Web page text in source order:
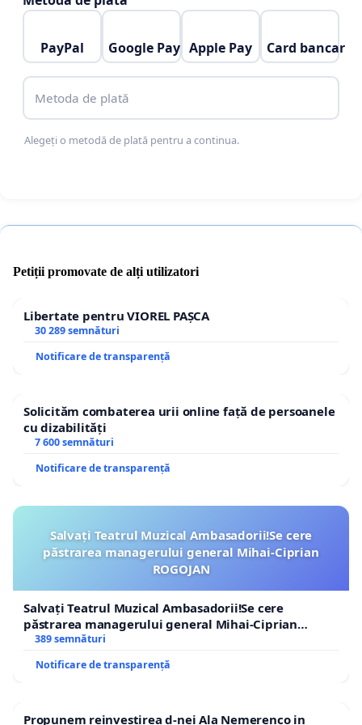
precum si a IPS Iosif si Preasfintia sa Atanasie intr-
prezidentiale din Romania. Pentru a incepe o
reforma, oamenii acestia trebuie sa se retraga sau
sa fie retrasi. Multumim.
PayPal Google Pay Apple Pay Card bancar
Metoda de plată
Alegeți o metodă de plată pentru a continua.
Petiții promovate de alți utilizatori
Libertate pentru VIOREL PAȘCA
30 289 semnături
Notificare de transparență
Solicităm combaterea urii online față de persoanele
cu dizabilități
7 600 semnături
Notificare de transparență
Salvați Teatrul Muzical Ambasadorii!Se cere
păstrarea managerului general Mihai-Ciprian
ROGOJAN
Salvați Teatrul Muzical Ambasadorii!Se cere
păstrarea managerului general Mihai-Ciprian
ROGOJAN
389 semnături
Notificare de transparență
Propunem reinvestirea d-nei Ala Nemerenco in